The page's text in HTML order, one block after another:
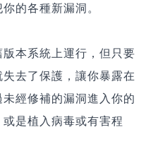
的各種新漏洞。
本系統上運行，但只要
去了保護，讓你暴露在
經修補的漏洞進入你的
是植入病毒或有害程